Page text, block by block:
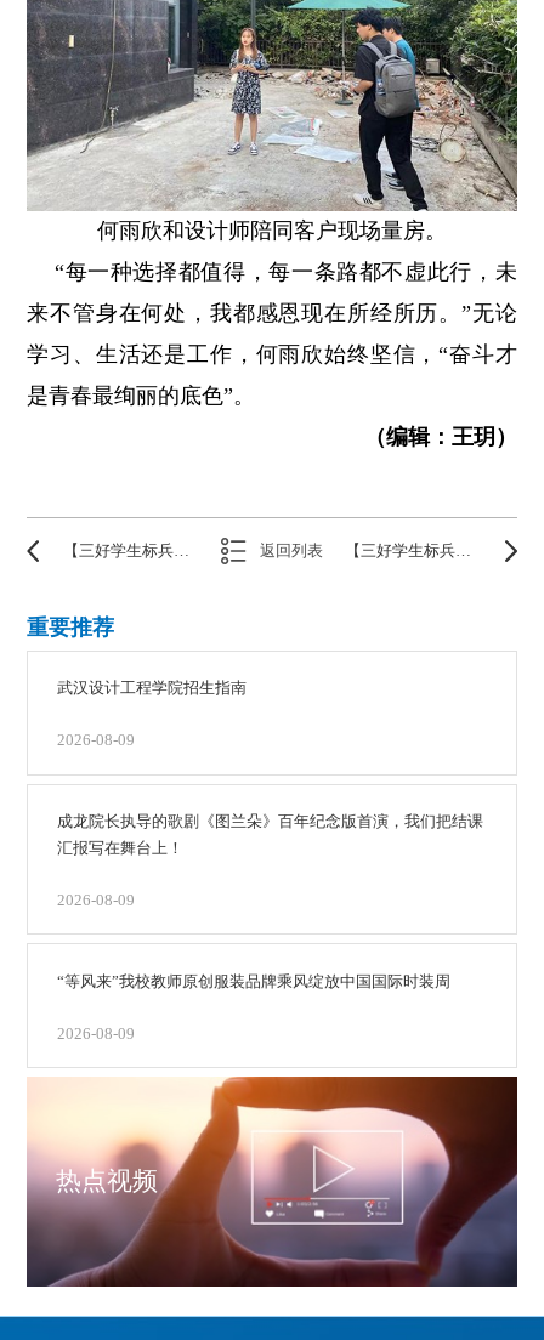
何雨欣和设计师陪同客户现场量房。
“每一种选择都值得，每一条路都不虚此行，未
来不管身在何处，我都感恩现在所经所历。”无论
学习、生活还是工作，何雨欣始终坚信，“奋斗才
是青春最绚丽的底色”。
（编辑：王玥）
【三好学生标兵】陈俊宇——有实力才有底气 返回列表 【三好学生标兵】张雨童——凡心所向素履往
重要推荐
武汉设计工程学院招生指南
2026-08-09
成龙院长执导的歌剧《图兰朵》百年纪念版首演，我们把结课
汇报写在舞台上！
2026-08-09
“等风来”我校教师原创服装品牌乘风绽放中国国际时装周
2026-08-09
热点视频